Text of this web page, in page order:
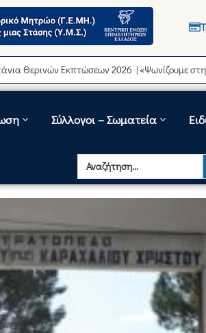
Εκπτώσεων 2026 | «Ψωνίζουμε στην Ηλεία
Σύλλογοι – Σωματεία
Search
for: